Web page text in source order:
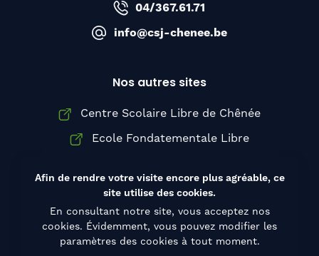
04/367.61.71
info@csj-chenee.be
Nos autres sites
Centre Scolaire Libre de Chênée
Ecole Fondatementale Libre
© Copyright 2026 Collège Saint-Joseph de
Afin de rendre votre visite encore plus agréable, ce
site utilise des cookies.
En consultant notre site, vous acceptez nos
cookies. Évidemment, vous pouvez modifier les
paramètres des cookies à tout moment.